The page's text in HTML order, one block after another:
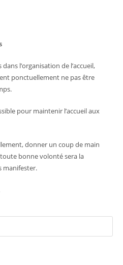
l’organisation de l’accueil,
ponctuellement ne pas être
pour maintenir l’accueil aux
donner un coup de main
bonne volonté sera la
manifester.